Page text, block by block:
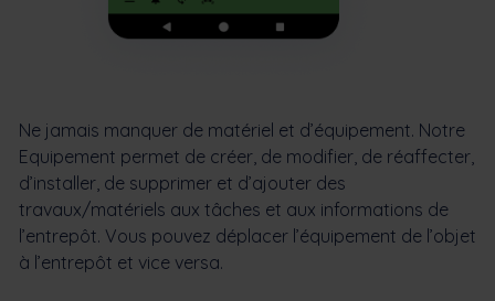
Ne jamais manquer de matériel et d’équipement. Notre
Equipement permet de créer, de modifier, de réaffecter,
d’installer, de supprimer et d’ajouter des
travaux/matériels aux tâches et aux informations de
l’entrepôt. Vous pouvez déplacer l’équipement de l’objet
à l’entrepôt et vice versa.